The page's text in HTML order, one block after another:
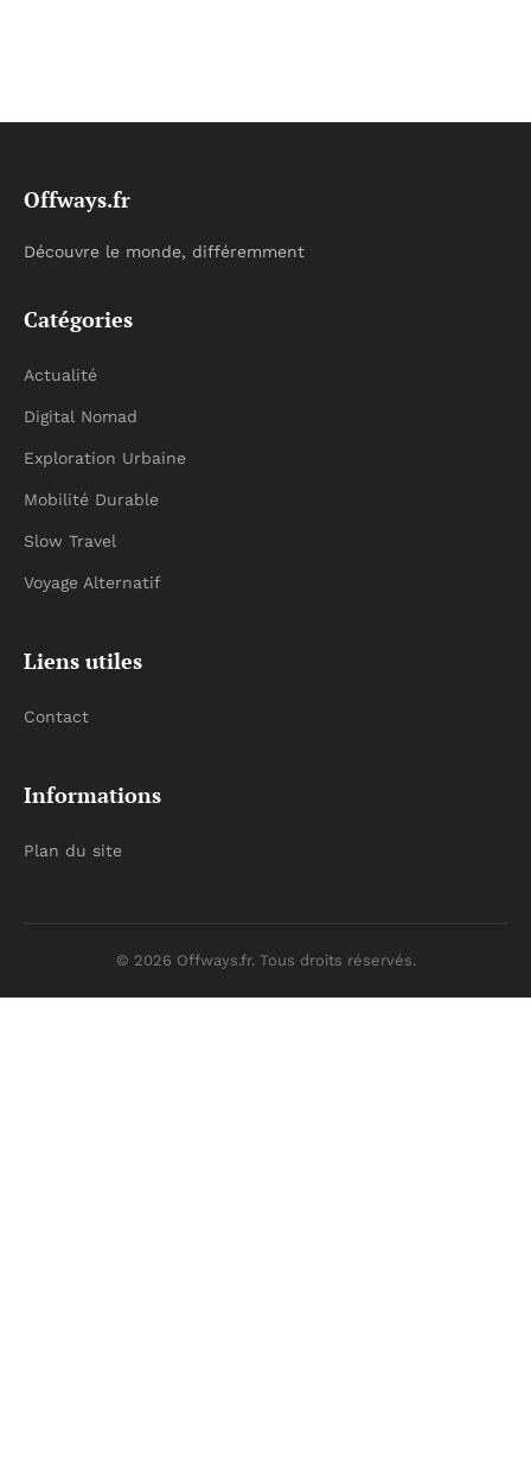
Offways.fr
Découvre le monde, différemment
Catégories
Actualité
Digital Nomad
Exploration Urbaine
Mobilité Durable
Slow Travel
Voyage Alternatif
Liens utiles
Contact
Informations
Plan du site
© 2026 Offways.fr. Tous droits réservés.